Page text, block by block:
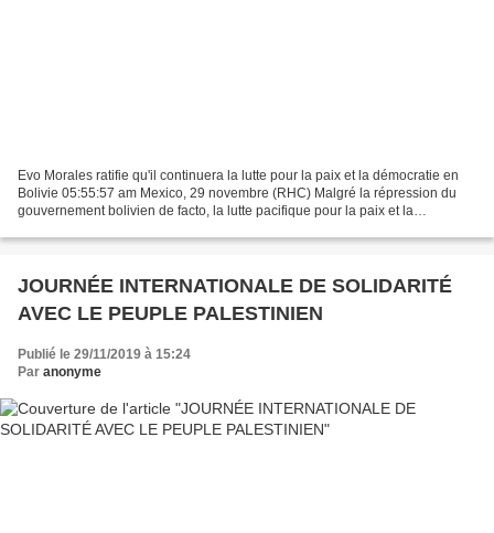
Evo Morales ratifie qu'il continuera la lutte pour la paix et la démocratie en
Bolivie 05:55:57 am Mexico, 29 novembre (RHC) Malgré la répression du
gouvernement bolivien de facto, la lutte pacifique pour la paix et la
JOURNÉE INTERNATIONALE DE SOLIDARITÉ
AVEC LE PEUPLE PALESTINIEN
Publié le 29/11/2019 à 15:24
Par anonyme